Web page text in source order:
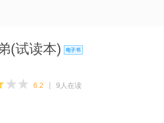
(试读本)
6.2 9人在读